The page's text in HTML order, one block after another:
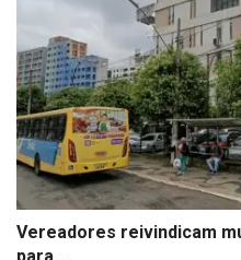
Vereadores reivindicam